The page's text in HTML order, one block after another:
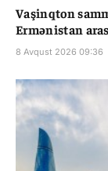
Vaşinqton
Ermənistan
8 Avqust 2026 09:36